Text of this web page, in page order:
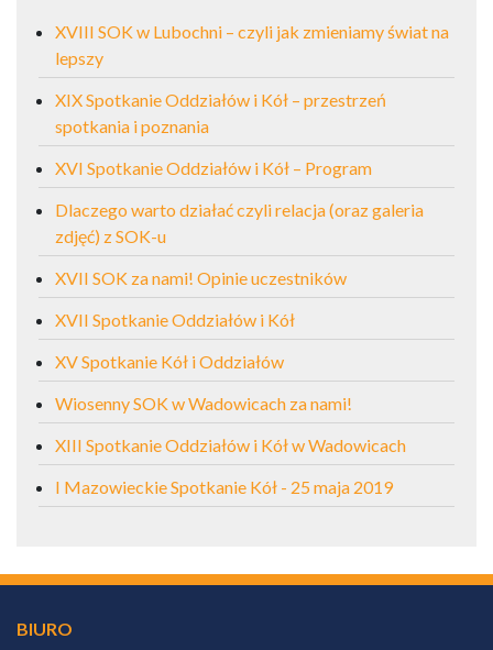
XVIII SOK w Lubochni – czyli jak zmieniamy świat na
lepszy
XIX Spotkanie Oddziałów i Kół – przestrzeń
spotkania i poznania
XVI Spotkanie Oddziałów i Kół – Program
Dlaczego warto działać czyli relacja (oraz galeria
zdjęć) z SOK-u
XVII SOK za nami! Opinie uczestników
XVII Spotkanie Oddziałów i Kół
XV Spotkanie Kół i Oddziałów
Wiosenny SOK w Wadowicach za nami!
XIII Spotkanie Oddziałów i Kół w Wadowicach
I Mazowieckie Spotkanie Kół - 25 maja 2019
BIURO